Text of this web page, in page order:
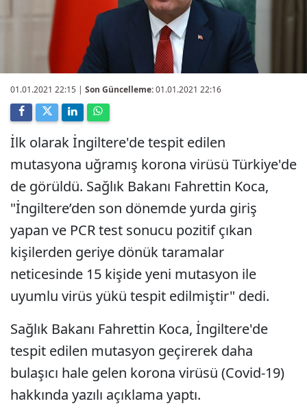
01.01.2021 22:15 | Son Güncelleme:01.01.2021 22:16
İlk olarak İngiltere'de tespit edilen
mutasyona uğramış korona virüsü Türkiye'de
de görüldü. Sağlık Bakanı Fahrettin Koca,
"İngiltere’den son dönemde yurda giriş
yapan ve PCR test sonucu pozitif çıkan
kişilerden geriye dönük taramalar
neticesinde 15 kişide yeni mutasyon ile
uyumlu virüs yükü tespit edilmiştir" dedi.
Sağlık Bakanı Fahrettin Koca, İngiltere'de
tespit edilen mutasyon geçirerek daha
bulaşıcı hale gelen korona virüsü (Covid-19)
hakkında yazılı açıklama yaptı.